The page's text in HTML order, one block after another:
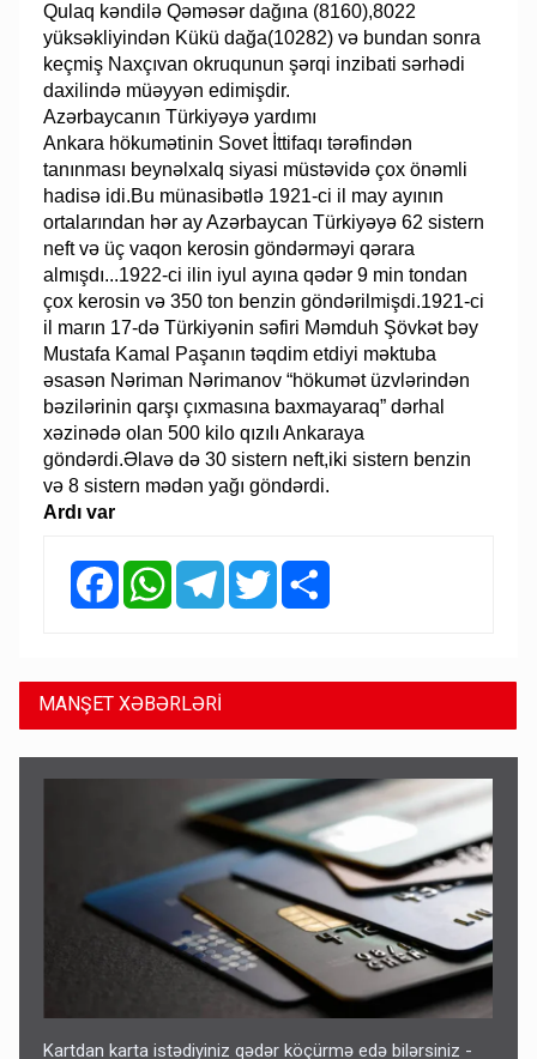
Qulaq kəndilə Qəməsər dağına (8160),8022
yüksəkliyindən Kükü dağa(10282) və bundan sonra
keçmiş Naxçıvan okruqunun şərqi inzibati sərhədi
daxilində müəyyən edimişdir.
Azərbaycanın Türkiyəyə yardımı
Ankara hökumətinin Sovet İttifaqı tərəfindən
tanınması beynəlxalq siyasi müstəvidə çox önəmli
hadisə idi.Bu münasibətlə 1921-ci il may ayının
ortalarından hər ay Azərbaycan Türkiyəyə 62 sistern
neft və üç vaqon kerosin göndərməyi qərara
almışdı...1922-ci ilin iyul ayına qədər 9 min tondan
çox kerosin və 350 ton benzin göndərilmişdi.1921-ci
il marın 17-də Türkiyənin səfiri Məmduh Şövkət bəy
Mustafa Kamal Paşanın təqdim etdiyi məktuba
əsasən Nəriman Nərimanov “hökumət üzvlərindən
bəzilərinin qarşı çıxmasına baxmayaraq” dərhal
xəzinədə olan 500 kilo qızılı Ankaraya
göndərdi.Əlavə də 30 sistern neft,iki sistern benzin
və 8 sistern mədən yağı göndərdi.
Ardı var
FacebookWhatsAppTelegramTwitter
MANŞET XƏBƏRLƏRİ
Kartdan karta istədiyiniz qədər köçürmə edə bilərsiniz -